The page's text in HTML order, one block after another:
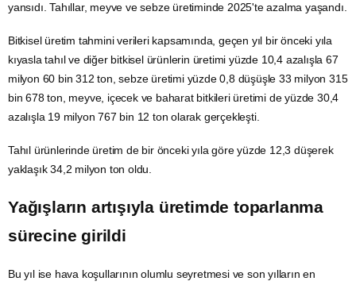
yansıdı. Tahıllar, meyve ve sebze üretiminde 2025'te azalma yaşandı.
Bitkisel üretim tahmini verileri kapsamında, geçen yıl bir önceki yıla
kıyasla tahıl ve diğer bitkisel ürünlerin üretimi yüzde 10,4 azalışla 67
milyon 60 bin 312 ton, sebze üretimi yüzde 0,8 düşüşle 33 milyon 315
bin 678 ton, meyve, içecek ve baharat bitkileri üretimi de yüzde 30,4
azalışla 19 milyon 767 bin 12 ton olarak gerçekleşti.
Tahıl ürünlerinde üretim de bir önceki yıla göre yüzde 12,3 düşerek
yaklaşık 34,2 milyon ton oldu.
Yağışların artışıyla üretimde toparlanma
sürecine girildi
Bu yıl ise hava koşullarının olumlu seyretmesi ve son yılların en